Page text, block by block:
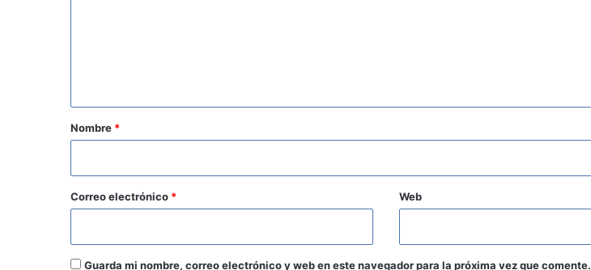
r
o
*
Nombre *
Correo electrónico * Web
Guarda mi nombre, correo electrónico y web en este navegador para la próxima vez que comente.